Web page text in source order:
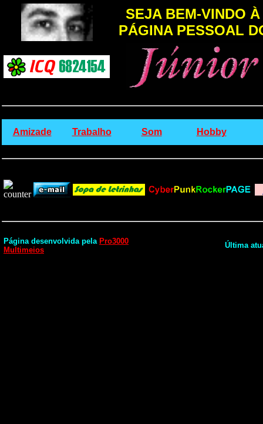
SEJA BEM-VINDO À
PÁGINA PESSOAL
Amizade Trabalho Som Hobby
Página desenvolvida pela Pro3000
Multimeios
Última